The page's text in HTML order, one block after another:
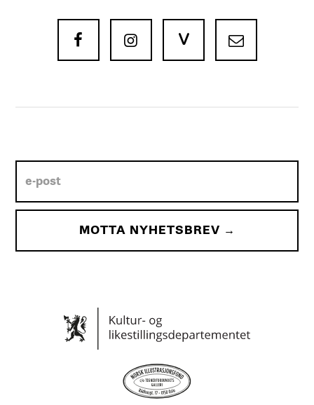
  V 